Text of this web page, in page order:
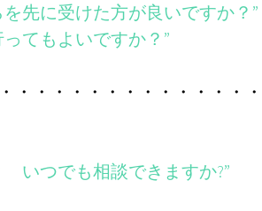
先に受けた方が良いですか？”
てもよいですか？”
・・・・・・・・・・・・・
いつでも相談できますか?”